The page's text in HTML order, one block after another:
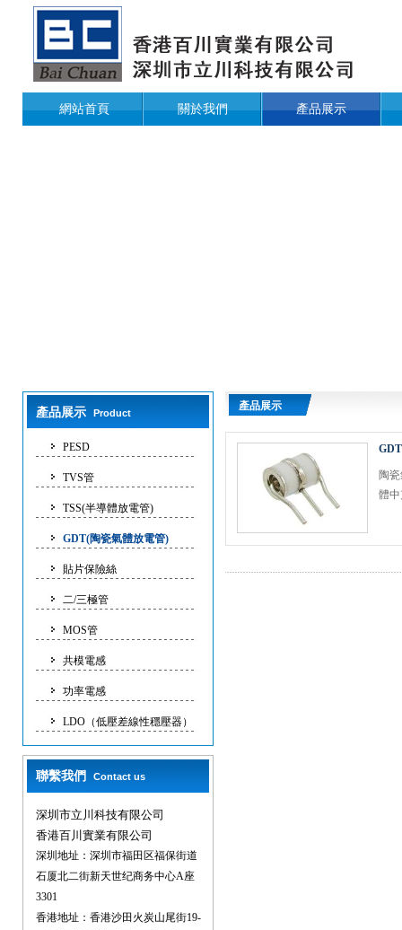
網站首頁 關於我們 產品展示
產品展示 Product
PESD
TVS管
TSS(半導體放電管)
GDT(陶瓷氣體放電管)
貼片保險絲
二/三極管
MOS管
共模電感
功率電感
LDO（低壓差線性穩壓器）
聯繫我們 Contact us
深圳市立川科技有限公司
香港百川實業有限公司
深圳地址：深圳市福田区福保街道
石厦北二街新天世纪商务中心A座
3301
香港地址：香港沙田火炭山尾街19-
產品展示
陶
體